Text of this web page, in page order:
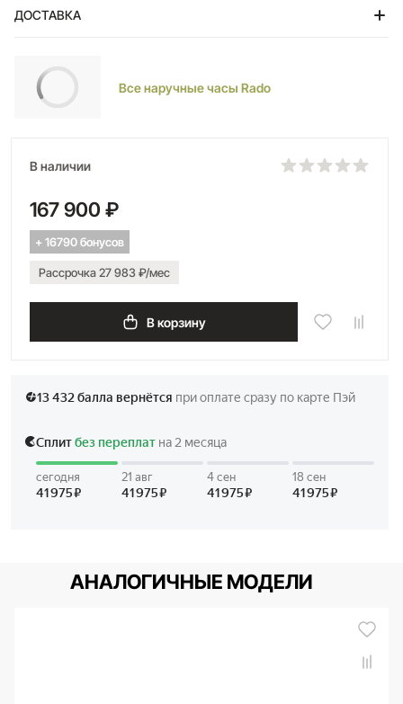
ДОСТАВКА
Все наручные часы Rado
В наличии
167 900 ₽
+ 16790 бонусов
Рассрочка 27 983 ₽/мес
В корзину
АНАЛОГИЧНЫЕ МОДЕЛИ